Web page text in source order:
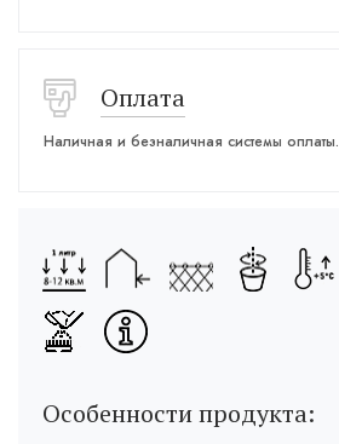
Оплата
Наличная и безналичная системы оплаты.
Особенности продукта: